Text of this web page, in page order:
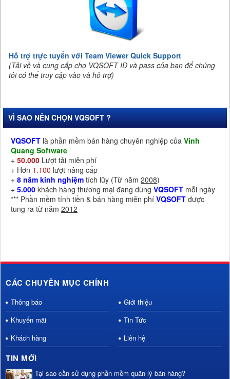
Hỗ trợ trực tuyến với Team Viewer Quick Support
(Tải về và cung cấp cho VQSOFT ID và pass của bạn để chúng
tôi có thể truy cập vào và hỗ trợ)
VÌ SAO NÊN CHỌN VQSOFT ?
VQSOFT là phần mềm bán hàng chuyên nghiệp của Vinh
Quang Software
+ 50.000 Lượt tải miễn phí
+ Hơn 1.100 lượt nâng cấp
+ 8 năm kinh nghiệm tích lũy (Từ năm 2008)
+ 5.000 khách hàng thương mại đang dùng VQSOFT mỗi ngày
*** Phần mềm tính tiền & bán hàng miễn phí VQSOFT được
tung ra từ năm 2012
CÁC CHUYÊN MỤC CHÍNH
Thông báo
Giới thiệu
Khuyến mãi
Tin Tức
Khách hàng
Liên hệ
TIN MỚI
Tại sao cần sử dụng phần mềm quản lý bán hàng?